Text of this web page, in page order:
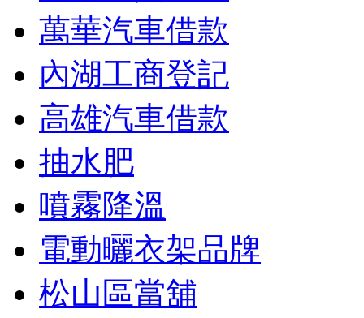
萬華汽車借款
內湖工商登記
高雄汽車借款
抽水肥
噴霧降溫
電動曬衣架品牌
松山區當舖